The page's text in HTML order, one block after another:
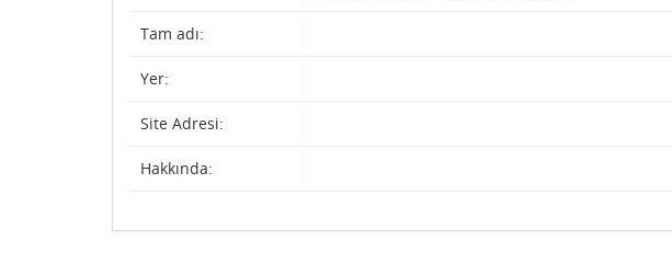
Tam adı:
Yer:
Site Adresi:
Hakkında: